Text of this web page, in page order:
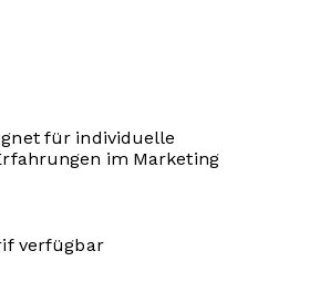
für individuelle
im Marketing
verfügbar